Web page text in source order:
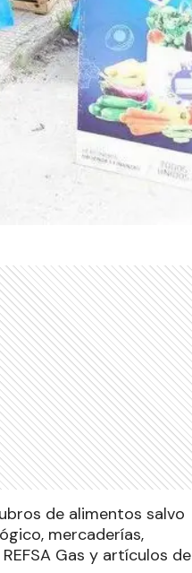
de alimentos salvo
mercaderías,
Gas y artículos de